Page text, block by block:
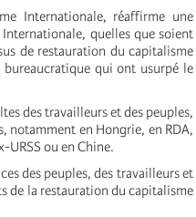
Internationale, réaffirme une
quelles que soient
de restauration du capitalisme
qui ont usurpé le
des travailleurs et des peuples,
notamment en Hongrie, en RDA,
URSS ou en Chine.
des peuples, des travailleurs et
de la restauration du capitalisme